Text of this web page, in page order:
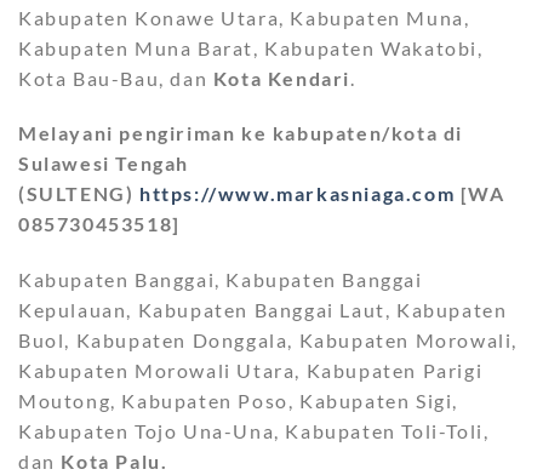
Kabupaten Konawe Utara, Kabupaten Muna,
Kabupaten Muna Barat, Kabupaten Wakatobi,
Kota Bau-Bau, dan Kota Kendari
Melayani pengiriman ke kabupaten/kota di
Sulawesi Tengah
(SULTENG) https://www.markasniaga.com [WA
085730453518]
Kabupaten Banggai, Kabupaten Banggai
Kepulauan, Kabupaten Banggai Laut, Kabupaten
Buol, Kabupaten Donggala, Kabupaten Morowali,
Kabupaten Morowali Utara, Kabupaten Parigi
Moutong, Kabupaten Poso, Kabupaten Sigi,
Kabupaten Tojo Una-Una, Kabupaten Toli-Toli,
dan Kota Palu.